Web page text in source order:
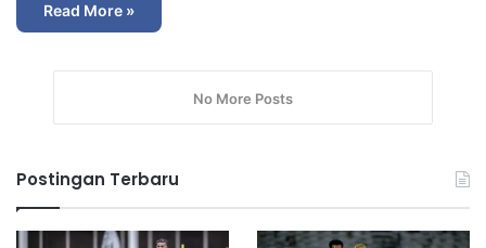
Read More »
No More Posts
Postingan Terbaru